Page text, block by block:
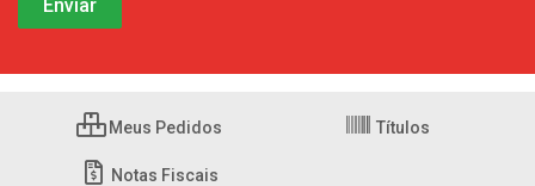
Meus Pedidos Títulos
Notas Fiscais